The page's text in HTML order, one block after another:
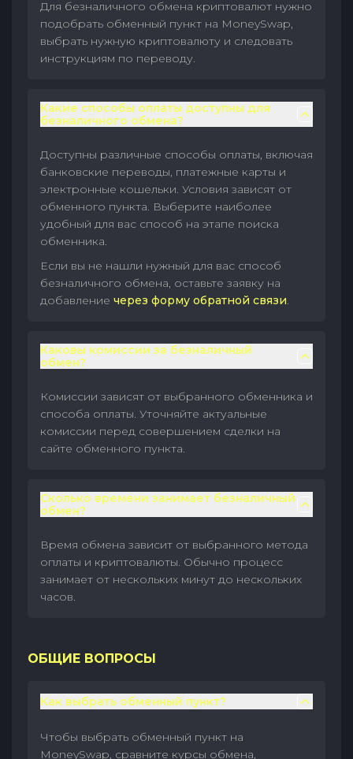
Для безналичного обмена криптовалют нужно
подобрать обменный пункт на MoneySwap,
выбрать нужную криптовалюту и следовать
инструкциям по переводу.
Какие способы оплаты доступны для
безналичного обмена?
Доступны различные способы оплаты, включая
банковские переводы, платежные карты и
электронные кошельки. Условия зависят от
обменного пункта. Выберите наиболее
удобный для вас способ на этапе поиска
обменника.
Если вы не нашли нужный для вас способ
безналичного обмена, оставьте заявку на
добавление через форму обратной связи.
Каковы комиссии за безналичный
обмен?
Комиссии зависят от выбранного обменника и
способа оплаты. Уточняйте актуальные
комиссии перед совершением сделки на
сайте обменного пункта.
Сколько времени занимает безналичный
обмен?
Время обмена зависит от выбранного метода
оплаты и криптовалюты. Обычно процесс
занимает от нескольких минут до нескольких
часов.
ОБЩИЕ ВОПРОСЫ
Как выбрать обменный пункт?
Чтобы выбрать обменный пункт на
MoneySwap, сравните курсы обмена,